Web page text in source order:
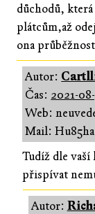
důchodů,
plátcům,až
ona
Autor:
Čas: 2021-
Web:
Mail:
Tudíž dle
přispívat
Autor: